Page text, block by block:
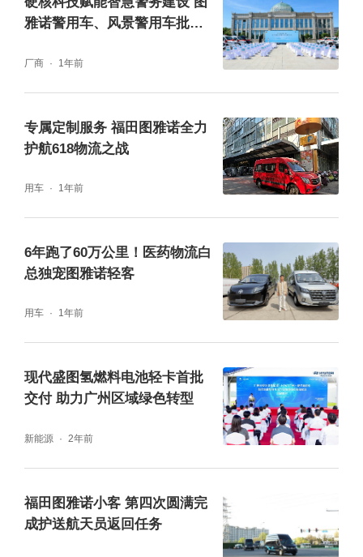
雅诺警用车、风景警用车批量
厂商 1年前
专属定制服务 福田图雅诺全力
护航618物流之战
用车 1年前
6年跑了60万公里！医药物流白
总独宠图雅诺轻客
用车 1年前
现代盛图氢燃料电池轻卡首批
交付 助力广州区域绿色转型
新能源 2年前
福田图雅诺小客 第四次圆满完
成护送航天员返回任务